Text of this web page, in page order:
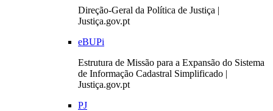
Direção-Geral da Política de Justiça |
Justiça.gov.pt
eBUPi
Estrutura de Missão para a Expansão do Sistema
de Informação Cadastral Simplificado |
Justiça.gov.pt
PJ